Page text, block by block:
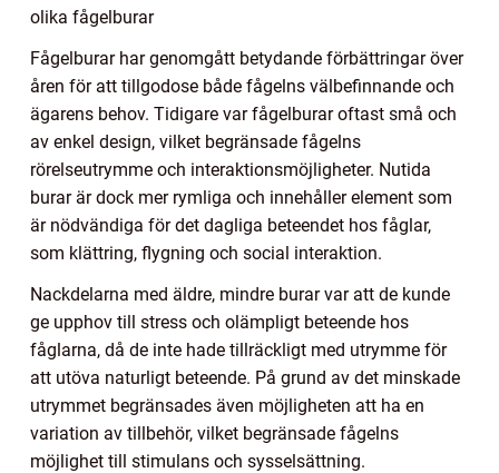
olika fågelburar
Fågelburar har genomgått betydande förbättringar över
åren för att tillgodose både fågelns välbefinnande och
ägarens behov. Tidigare var fågelburar oftast små och
av enkel design, vilket begränsade fågelns
rörelseutrymme och interaktionsmöjligheter. Nutida
burar är dock mer rymliga och innehåller element som
är nödvändiga för det dagliga beteendet hos fåglar,
som klättring, flygning och social interaktion.
Nackdelarna med äldre, mindre burar var att de kunde
ge upphov till stress och olämpligt beteende hos
fåglarna, då de inte hade tillräckligt med utrymme för
att utöva naturligt beteende. På grund av det minskade
utrymmet begränsades även möjligheten att ha en
variation av tillbehör, vilket begränsade fågelns
möjlighet till stimulans och sysselsättning.